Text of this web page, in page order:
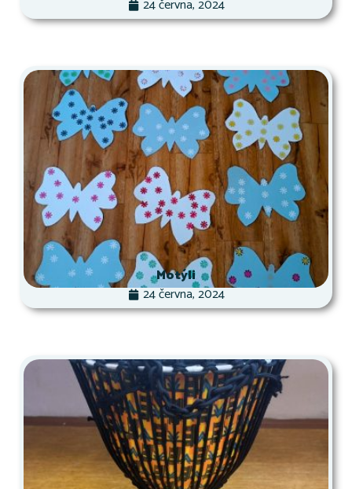
24 června, 2024
Motýli
24 června, 2024